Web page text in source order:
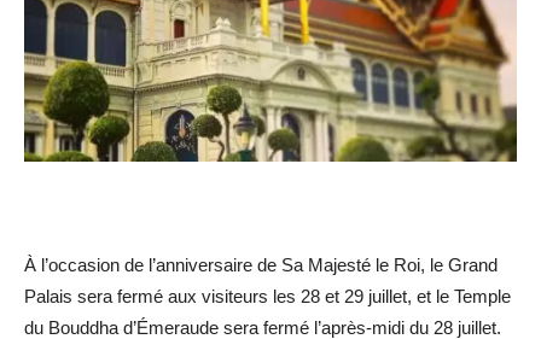
À l’occasion de l’anniversaire de Sa Majesté le Roi, le Grand
Palais sera fermé aux visiteurs les 28 et 29 juillet, et le Temple
du Bouddha d’Émeraude sera fermé l’après-midi du 28 juillet.